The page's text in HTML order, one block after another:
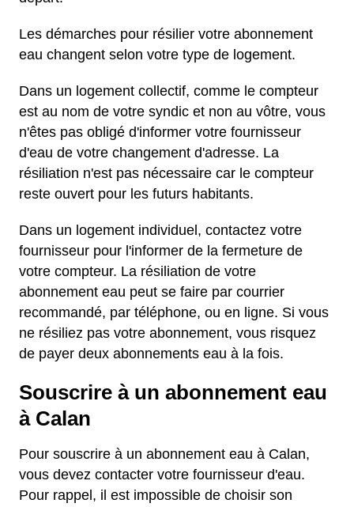
Les démarches pour résilier votre abonnement
eau changent selon votre type de logement.
Dans un logement collectif, comme le compteur
est au nom de votre syndic et non au vôtre, vous
n'êtes pas obligé d'informer votre fournisseur
d'eau de votre changement d'adresse. La
résiliation n'est pas nécessaire car le compteur
reste ouvert pour les futurs habitants.
Dans un logement individuel, contactez votre
fournisseur pour l'informer de la fermeture de
votre compteur. La résiliation de votre
abonnement eau peut se faire par courrier
recommandé, par téléphone, ou en ligne. Si vous
ne résiliez pas votre abonnement, vous risquez
de payer deux abonnements eau à la fois.
Souscrire à un abonnement eau
à Calan
Pour souscrire à un abonnement eau à Calan,
vous devez contacter votre fournisseur d'eau.
Pour rappel, il est impossible de choisir son